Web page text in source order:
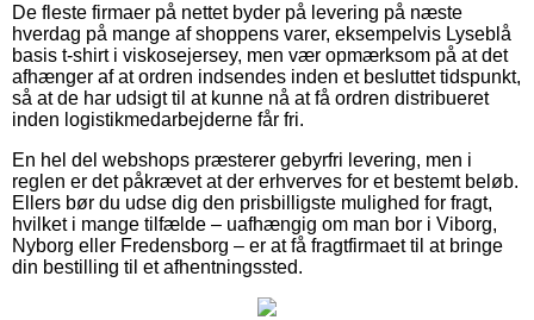
De fleste firmaer på nettet byder på levering på næste
hverdag på mange af shoppens varer, eksempelvis Lyseblå
basis t-shirt i viskosejersey, men vær opmærksom på at det
afhænger af at ordren indsendes inden et besluttet tidspunkt,
så at de har udsigt til at kunne nå at få ordren distribueret
inden logistikmedarbejderne får fri.
En hel del webshops præsterer gebyrfri levering, men i
reglen er det påkrævet at der erhverves for et bestemt beløb.
Ellers bør du udse dig den prisbilligste mulighed for fragt,
hvilket i mange tilfælde – uafhængig om man bor i Viborg,
Nyborg eller Fredensborg – er at få fragtfirmaet til at bringe
din bestilling til et afhentningssted.